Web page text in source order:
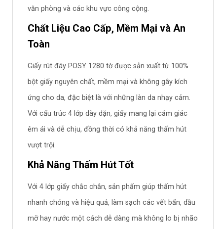
văn phòng và các khu vực công cộng.
Chất Liệu Cao Cấp, Mềm Mại và An
Toàn
Giấy rút đáy POSY 1280 tờ được sản xuất từ 100%
bột giấy nguyên chất, mềm mại và không gây kích
ứng cho da, đặc biệt là với những làn da nhạy cảm.
Với cấu trúc 4 lớp dày dặn, giấy mang lại cảm giác
êm ái và dễ chịu, đồng thời có khả năng thấm hút
vượt trội.
Khả Năng Thấm Hút Tốt
Với 4 lớp giấy chắc chắn, sản phẩm giúp thấm hút
nhanh chóng và hiệu quả, làm sạch các vết bẩn, dầu
mỡ hay nước một cách dễ dàng mà không lo bị nhão